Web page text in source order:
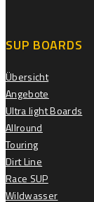
SUP BOARDS
Übersicht
Angebote
Ultra light Boards
Allround
Touring
Dirt Line
Race SUP
Wildwasser